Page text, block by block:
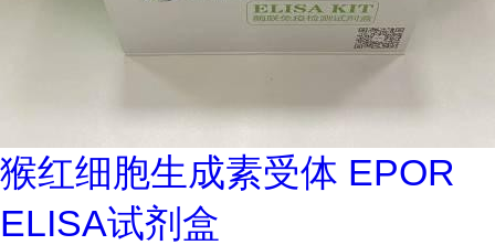
猴红细胞生成素受体 EPOR
ELISA试剂盒